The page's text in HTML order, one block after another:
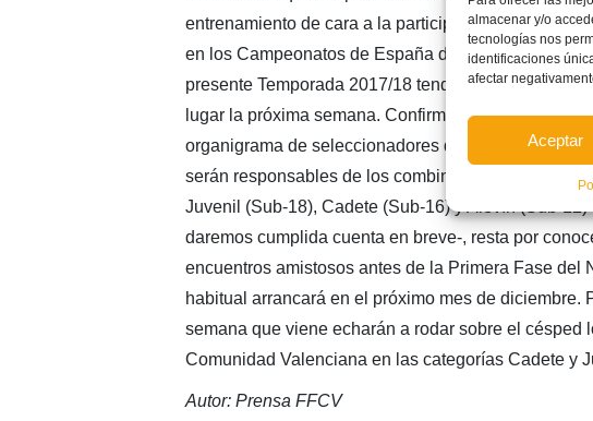
almacenar y/o
tecnologías nos
identificaciones
afectar
Aceptar
entrenamiento de cara a la participación
en los Campeonatos de España de la
presente Temporada 2017/18 tendrán
lugar la próxima semana. Confirmado ya el
organigrama de seleccionadores que
serán responsables de los combinados
Juvenil (Sub-18), Cadete (Sub-16) y Alevín (Sub-12)
daremos cumplida cuenta en breve-, resta por
encuentros amistosos antes de la Primera Fase
habitual arrancará en el próximo mes de diciembre.
semana que viene echarán a rodar sobre el césped
Comunidad Valenciana en las categorías Cadete y
Autor: Prensa FFCV